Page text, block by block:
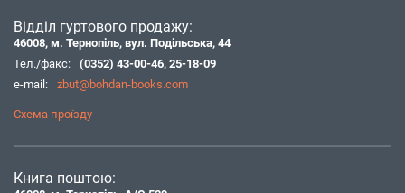
Відділ гуртового продажу:
46008, м. Тернопіль, вул. Подільська, 44
Тел./факс:
(0352) 43-00-46, 25-18-09
e-mail:
zbut@bohdan-books.com
Схема проїзду
Книга поштою: